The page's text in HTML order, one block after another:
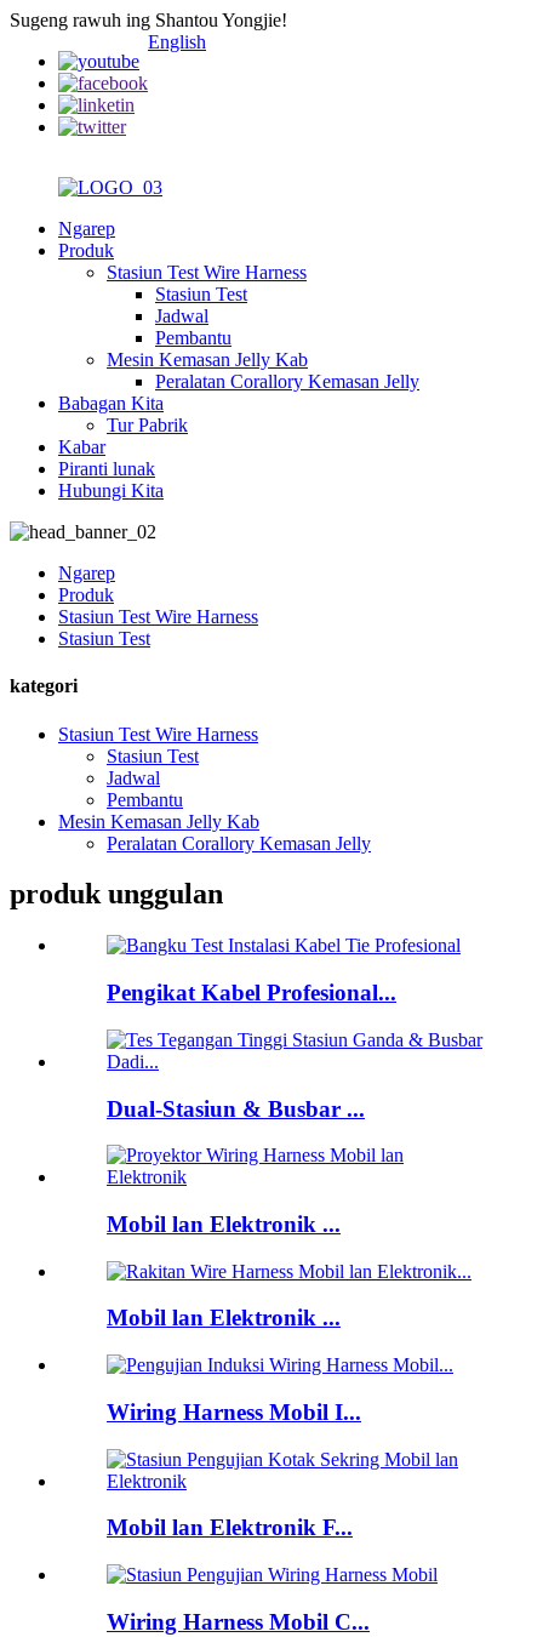
Sugeng rawuh ing Shantou Yongjie!
English
Ngarep
Produk
Stasiun Test Wire Harness
Stasiun Test
Jadwal
Pembantu
Mesin Kemasan Jelly Kab
Peralatan Corallory Kemasan Jelly
Babagan Kita
Tur Pabrik
Kabar
Piranti lunak
Hubungi Kita
Ngarep
Produk
Stasiun Test Wire Harness
Stasiun Test
kategori
Stasiun Test Wire Harness
Stasiun Test
Jadwal
Pembantu
Mesin Kemasan Jelly Kab
Peralatan Corallory Kemasan Jelly
produk unggulan
Pengikat Kabel Profesional...
Dual-Stasiun & Busbar ...
Mobil lan Elektronik ...
Mobil lan Elektronik ...
Wiring Harness Mobil I...
Mobil lan Elektronik F...
Wiring Harness Mobil C...